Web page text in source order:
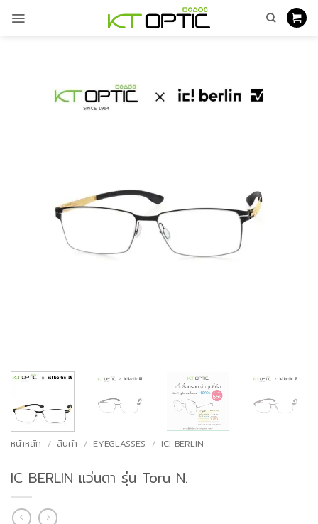
หน้าหลัก / สินค้า / EYEGLASSES / IC! BERLIN
IC BERLIN แว่นตา รุ่น Toru N.